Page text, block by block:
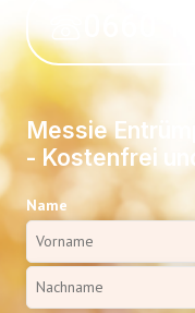
Messie
- Kostenfrei
Name